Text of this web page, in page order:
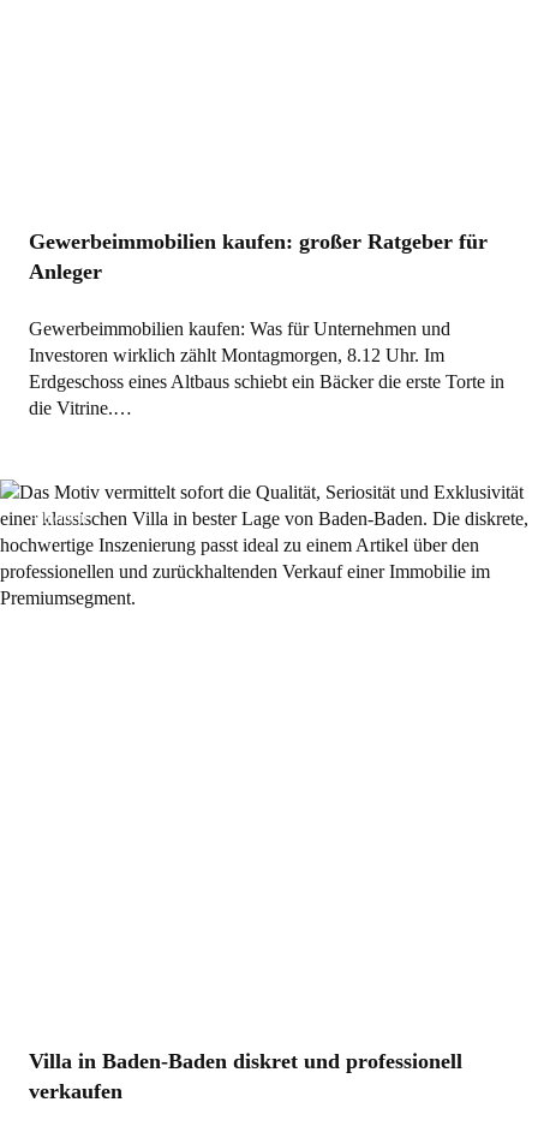
Gewerbeimmobilien kaufen: großer Ratgeber für
Anleger
Gewerbeimmobilien kaufen: Was für Unternehmen und
Investoren wirklich zählt Montagmorgen, 8.12 Uhr. Im
Erdgeschoss eines Altbaus schiebt ein Bäcker die erste Torte in
die Vitrine.…
Allgemein
Villa in Baden-Baden diskret und professionell
verkaufen